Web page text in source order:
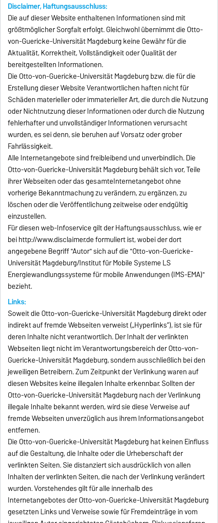
Disclaimer,Haftungsausschluss:
Die auf dieser Website enthaltenen Informationen sind mit
größtmöglicher Sorgfalt erfolgt. Gleichwohl übernimmt die Otto-
von-Guericke-Universität Magdeburg keine Gewähr für die
Aktualität, Korrektheit, Vollständigkeit oder Qualität der
bereitgestellten Informationen.
Die Otto-von-Guericke-Universität Magdeburg bzw. die für die
Erstellung dieser Website Verantwortlichen haften nicht für
Schäden materieller oder immaterieller Art, die durch die Nutzung
oder Nichtnutzung dieser Informationen oder durch die Nutzung
fehlerhafter und unvollständiger Informationen verursacht
wurden, es sei denn, sie beruhen auf Vorsatz oder grober
Fahrlässigkeit.
Alle Internetangebote sind freibleibend und unverbindlich. Die
Otto-von-Guericke-Universität Magdeburg behält sich vor, Teile
ihrer Webseiten oder das gesamteInternetangebot ohne
vorherige Bekanntmachung zu verändern, zu ergänzen, zu
löschen oder die Veröffentlichung zeitweise oder endgültig
einzustellen.
Für diesen web-Infoservice gilt der Haftungsausschluss, wie er
bei http://www.disclaimer.de formuliert ist, wobei der dort
angegebene Begriff "Autor" sich auf die "Otto-von-Guericke-
Universität Magdeburg/Institut für Mobile Systeme LS
Energiewandlungssysteme für mobile Anwendungen (IMS-EMA)"
bezieht.
Links:
Soweit die Otto-von-Guericke-Universität Magdeburg direkt oder
indirekt auf fremde Webseiten verweist („Hyperlinks“), ist sie für
deren Inhalte nicht verantwortlich. Der Inhalt der verlinkten
Webseiten liegt nicht im Verantwortungsbereich der Otto-von-
Guericke-Universität Magdeburg, sondern ausschließlich bei den
jeweiligen Betreibern. Zum Zeitpunkt der Verlinkung waren auf
diesen Websites keine illegalen Inhalte erkennbar. Sollten der
Otto-von-Guericke-Universität Magdeburg nach der Verlinkung
illegale Inhalte bekannt werden, wird sie diese Verweise auf
fremde Webseiten unverzüglich aus ihrem Informationsangebot
entfernen.
Die Otto-von-Guericke-Universität Magdeburg hat keinen Einfluss
auf die Gestaltung, die Inhalte oder die Urheberschaft der
verlinkten Seiten. Sie distanziert sich ausdrücklich von allen
Inhalten der verlinkten Seiten, die nach der Verlinkung verändert
wurden. Vorstehendes gilt für alle innerhalb des
Internetangebotes der Otto-von-Guericke-Universität Magdeburg
gesetzten Links und Verweise sowie für Fremdeinträge in vom